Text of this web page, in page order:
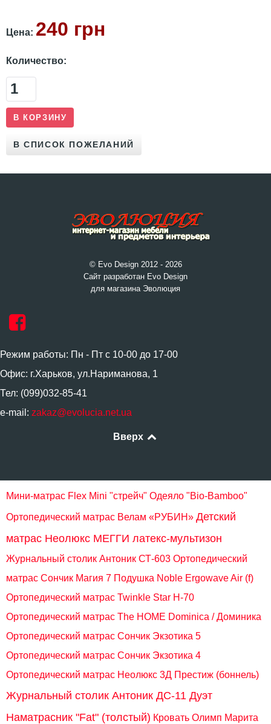
Цена: 240 грн
Количество:
© Evo Design 2012 - 2026
Сайт разработан Evo Design
для магазина Эволюция
Режим работы: Пн - Пт с 10-00 до 17-00
Офис: г.Харьков, ул.Нариманова, 1
Тел: (099)032-85-41
e-mail: zakaz@evolucia.net.ua
Вверх
Мини-матрас Flex Mini "стрейч" Одеяло "Bio-Bamboo"
Ортопедический матрас Велам «РУБИН» Детский
матрас Неолюкс МЕГГИ латекс-мультизон
Журнальный столик Антоник СТ-603 Ортопедический
матрас Сончик Магия 7 Подушка Noble Ergowave Air (f)
Ортопедический матрас Twinkle Star H-70
Ортопедический матрас The HOME Dominica / Доминика
Ортопедический матрас Сончик Экзотика 5
Ортопедический матрас Сончик Экзотика 4
Ортопедический матрас Неолюкс 3Д Преcтиж (боннель)
Журнальный столик Антоник ДС-11 Дуэт
Наматрасник "Fat" (толстый) Кровать Олимп Марита